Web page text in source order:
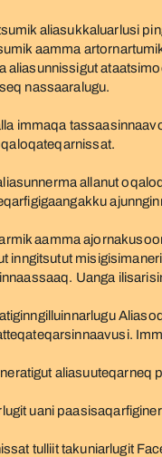
aliasukkaluarlusi
aamma
aliasunnissigut
nassaaralugu.
immaqa
allanut
aamma
inngitsutut
Uanga
aliasuuteqarneq
uani
tulliit takuniarlugit